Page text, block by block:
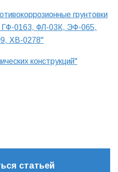
грунтовки
ГФ-0163, ФЛ-03К, ЭФ-065,
ХВ-0278"
конструкций"
статьей